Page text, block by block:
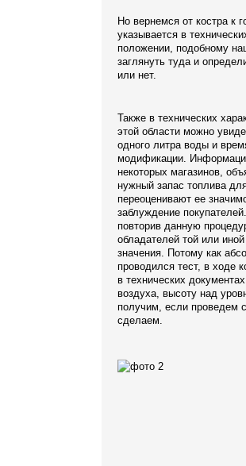
Но вернемся от костра к
указывается в
положении, подобному
заглянуть туда и
или нет.
Также в технических
этой области можно
одного литра воды и
модификации.
некоторых магазинов,
нужный запас топлива
переоценивают ее
заблуждение
повторив данную
обладателей той или
значения. Потому как
проводился тест, в ходе
в технических
воздуха, высоту над
получим, если проведем
сделаем.